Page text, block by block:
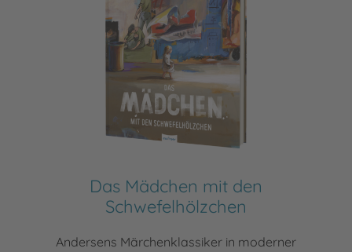
Das Mädchen mit den
Schwefelhölzchen
Andersens Märchenklassiker in moderner